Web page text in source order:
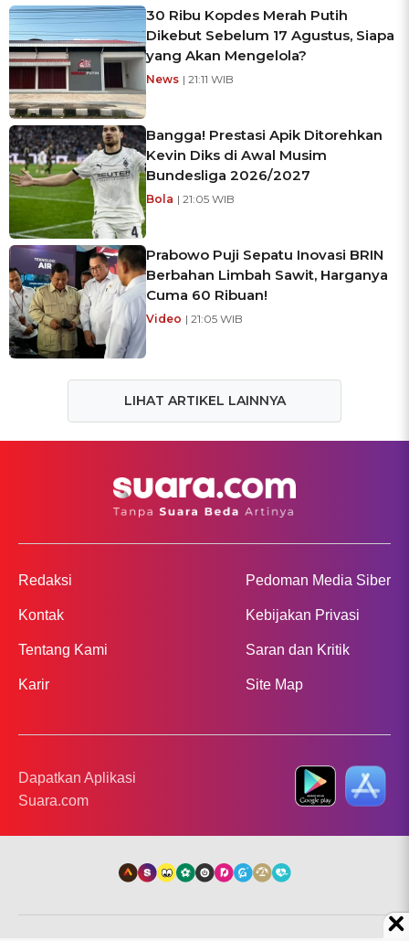
30 Ribu Kopdes Merah Putih
Dikebut Sebelum 17 Agustus, Siapa
yang Akan Mengelola?
News | 21:11 WIB
Bangga! Prestasi Apik Ditorehkan
Kevin Diks di Awal Musim
Bundesliga 2026/2027
Bola | 21:05 WIB
Prabowo Puji Sepatu Inovasi BRIN
Berbahan Limbah Sawit, Harganya
Cuma 60 Ribuan!
Video | 21:05 WIB
LIHAT ARTIKEL LAINNYA
Redaksi
Kontak
Tentang Kami
Karir
Pedoman Media Siber
Kebijakan Privasi
Saran dan Kritik
Site Map
Dapatkan Aplikasi
Suara.com